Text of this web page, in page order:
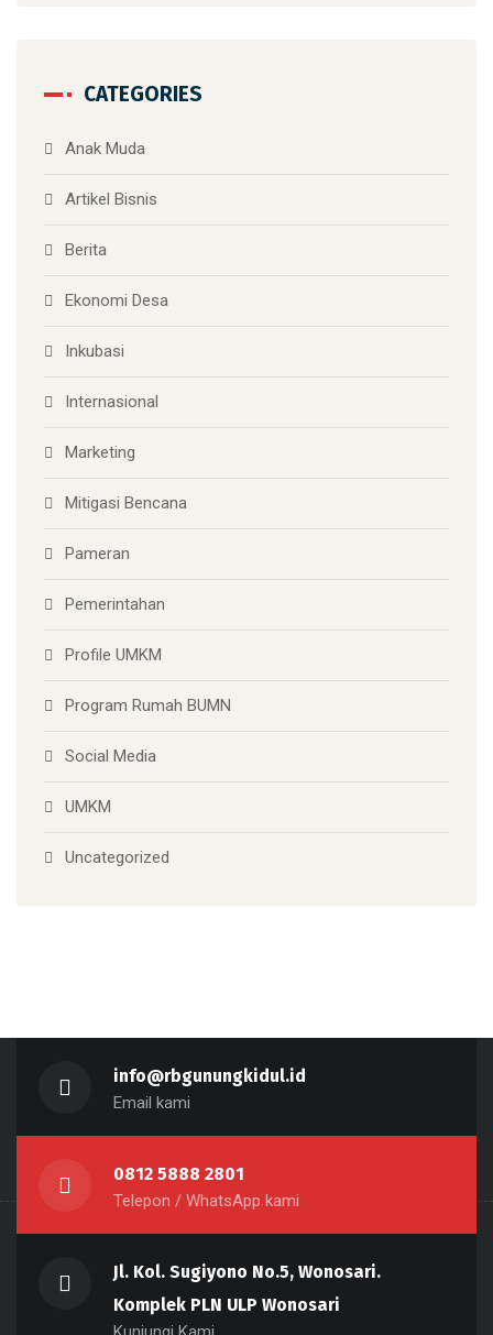
CATEGORIES
Anak Muda
Artikel Bisnis
Berita
Ekonomi Desa
Inkubasi
Internasional
Marketing
Mitigasi Bencana
Pameran
Pemerintahan
Profile UMKM
Program Rumah BUMN
Social Media
UMKM
Uncategorized
info@rbgunungkidul.id
Email kami
0812 5888 2801
Telepon / WhatsApp kami
Jl. Kol. Sugiyono No.5, Wonosari.
Komplek PLN ULP Wonosari